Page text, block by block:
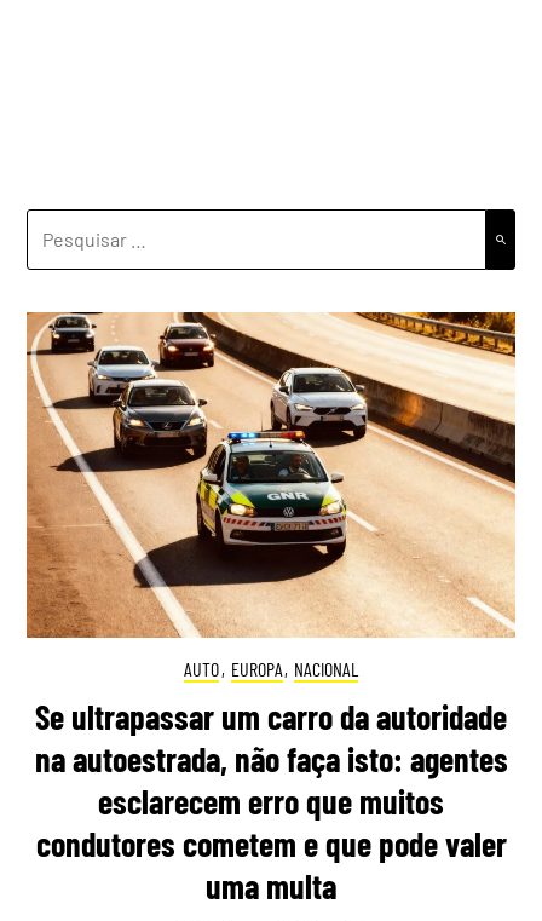
AUTO, EUROPA, NACIONAL
Se ultrapassar um carro da autoridade
na autoestrada, não faça isto: agentes
esclarecem erro que muitos
condutores cometem e que pode valer
uma multa